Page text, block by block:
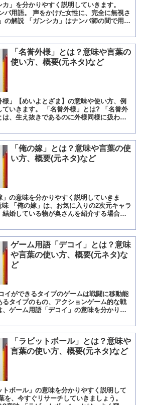
」を分かりやすく説明していきます。
パ用語。 声をかけた女性に、完全に無視さ
の解説 「ガンシカ」はナンパ師の間で用い
「名誉外様」とは？意味や言葉の
使い方、概要(元ネタ)など
」【めいよとざま】の意味や使い方、例
ていきます。 「名誉外様」とは? 「名誉外
、生え抜きであるのに外様同様に扱われ
「俺の嫁」とは？意味や言葉の使
い方、概要(元ネタ)など
の意味を分かりやすく説明していきま
「俺の嫁」は、お気に入りの2次元キャラ
婚している物が奥さんを紹介する場合に
ゲーム用語「デコイ」とは？意味
や言葉の使い方、概要(元ネタ)な
ど
イができるタイプのゲームは戦闘に移動能
るタイプのもの、アクションゲーム的な戦
ゲーム用語「デコイ」の意味を分かりや
「ラビットボール」とは？意味や
言葉の使い方、概要(元ネタ)など
ボール」の意味を分かりやすく説明して
を、今すぐリサーチしていきましょう。